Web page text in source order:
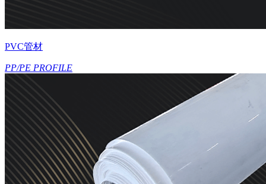
PVC管材
PP/PE PROFILE